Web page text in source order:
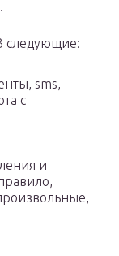
следующие:
sms,
с
и